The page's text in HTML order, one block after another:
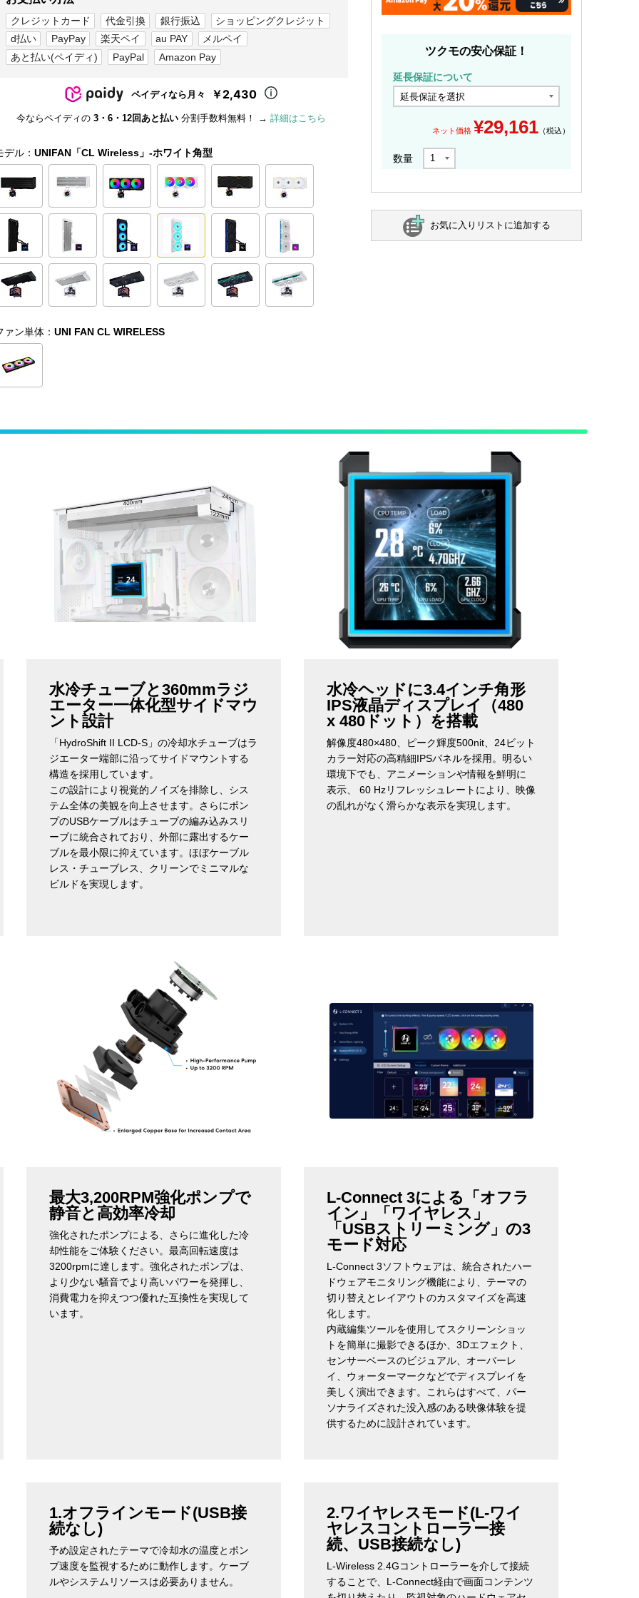
クレジットカード 代金引換 銀行振込
ショッピングクレジット
d払い
PayPay 楽天ペイ au PAY
メルペイ
あと払い(ペイディ)
PayPal Amazon Pay
ペイディなら月々 ￥2,430
今ならペイディの 3・6・12回あと払い 分割手数料無料！ → 詳細はこちら
デル： UNIFAN「CL Wireless」-ホワイト角型
ァン単体： UNI FAN CL WIRELESS
ツクモの安心保証！
延長保証について
ネット価格 ¥29,161 （税込）
数量
お気に入りリストに追加する
水冷チューブと360mmラジ
エーター一体化型サイドマウ
ント設計
「HydroShift II LCD-S」の冷却水チューブはラ
ジエーター端部に沿ってサイドマウントする
構造を採用しています。
この設計により視覚的ノイズを排除し、シス
テム全体の美観を向上させます。さらにポン
プのUSBケーブルはチューブの編み込みスリ
ーブに統合されており、外部に露出するケー
ブルを最小限に抑えています。ほぼケーブル
レス・チューブレス、クリーンでミニマルな
ビルドを実現します。
水冷ヘッドに3.4インチ角形
IPS液晶ディスプレイ（480
x 480ドット）を搭載
解像度480×480、ピーク輝度500nit、24ビット
カラー対応の高精細IPSパネルを採用。明るい
環境下でも、アニメーションや情報を鮮明に
表示、 60 Hzリフレッシュレートにより、映像
の乱れがなく滑らかな表示を実現します。
最大3,200RPM強化ポンプで
静音と高効率冷却
強化されたポンプによる、さらに進化した冷
却性能をご体験ください。最高回転速度は
3200rpmに達します。強化されたポンプは、
より少ない騒音でより高いパワーを発揮し、
消費電力を抑えつつ優れた互換性を実現して
います。
L-Connect 3による「オフラ
イン」「ワイヤレス」
「USBストリーミング」の3
モード対応
L-Connect 3ソフトウェアは、統合されたハー
ドウェアモニタリング機能により、テーマの
切り替えとレイアウトのカスタマイズを高速
化します。
内蔵編集ツールを使用してスクリーンショッ
トを簡単に撮影できるほか、3Dエフェクト、
センサーベースのビジュアル、オーバーレ
イ、ウォーターマークなどでディスプレイを
美しく演出できます。これらはすべて、パー
ソナライズされた没入感のある映像体験を提
供するために設計されています。
1.オフラインモード(USB接
続なし)
予め設定されたテーマで冷却水の温度とポン
プ速度を監視するために動作します。ケーブ
ルやシステムリソースは必要ありません。
2.ワイヤレスモード(L-ワイ
ヤレスコントローラー接
続、USB接続なし)
L-Wireless 2.4Gコントローラーを介して接続
することで、L-Connect経由で画面コンテンツ